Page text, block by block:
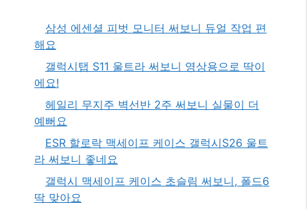
삼성 에센셜 피벗 모니터 써보니 듀얼 작업 편
해요
갤럭시탭 S11 울트라 써보니 영상용으로 딱이
에요!
헤일리 무지주 벽선반 2주 써보니 실물이 더
예뻐요
ESR 할로락 맥세이프 케이스 갤럭시S26 울트
라 써보니 좋네요
갤럭시 맥세이프 케이스 초슬림 써보니, 폴드6
딱 맞아요